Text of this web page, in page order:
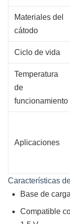
Materiales del
cátodo
Ciclo de vida
Temperatura
de
funcionamiento
Aplicaciones
Características
Base de
Compatible